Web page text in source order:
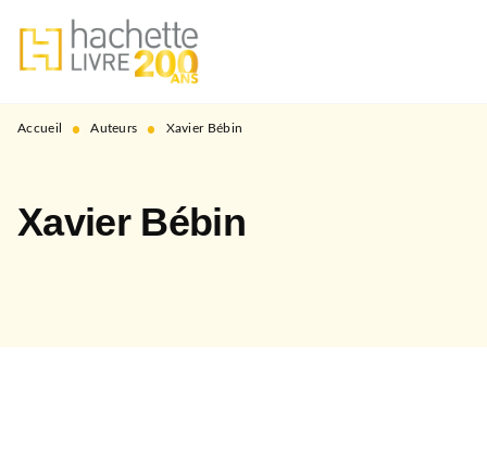
MENU RECHERCHE
PIED DE PAGE
Accueil • Auteurs • Xavier Bébin
Xavier Bébin